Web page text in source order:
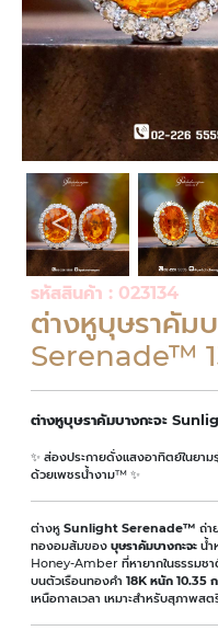
รหัสสินค้า : 023134
ต่างหูบุษราคัม
Serenade™
ต่างหูบุษราคัมบางกะจะ
✨ ส่องประกายดั่งแสงอาทิตย์ในย
ด้วยเพชรน้ำงาม™ ✨
ต่างหู Sunlight Serenade™ ถ่า
ทองอมส้มของ บุษราคัมบางกะจะ น้ำ
Honey-Amber ที่หายากในธรรมช
บนตัวเรือนทองคำ 18K หนัก 10.35
เหนือกาลเวลา เหมาะสำหรับสุภาพ